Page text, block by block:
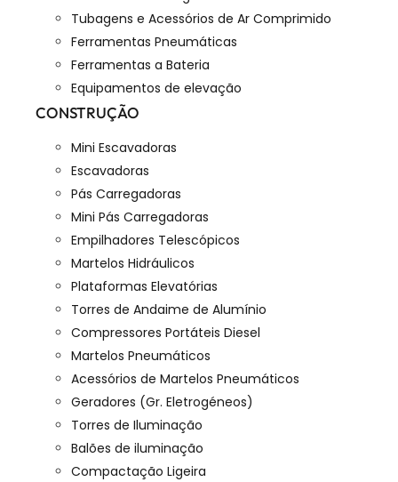
Tubagens e Acessórios de Ar Comprimido
Ferramentas Pneumáticas
Ferramentas a Bateria
Equipamentos de elevação
CONSTRUÇÃO
Mini Escavadoras
Escavadoras
Pás Carregadoras
Mini Pás Carregadoras
Empilhadores Telescópicos
Martelos Hidráulicos
Plataformas Elevatórias
Torres de Andaime de Alumínio
Compressores Portáteis Diesel
Martelos Pneumáticos
Acessórios de Martelos Pneumáticos
Geradores (Gr. Eletrogéneos)
Torres de Iluminação
Balões de iluminação
Compactação Ligeira